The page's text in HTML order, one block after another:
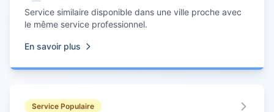
Service similaire disponible dans une ville proche avec
le même service professionnel.
En savoir plus
Service Populaire